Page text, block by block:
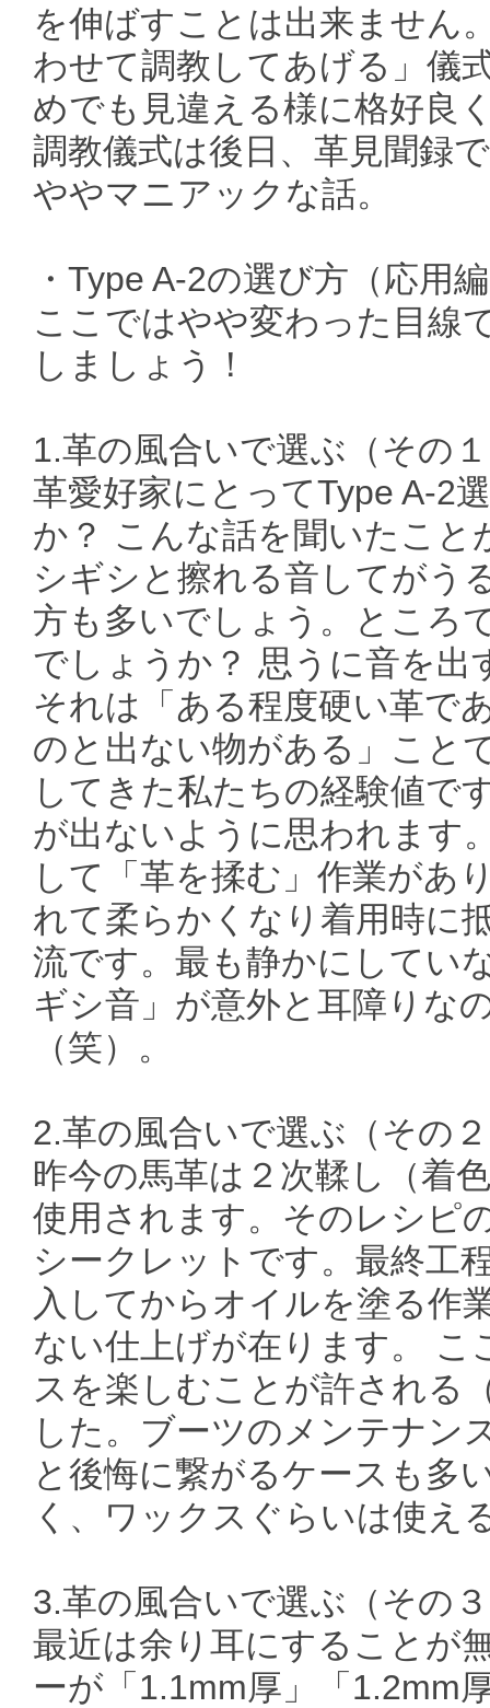
を伸ばすことは出来ません
わせて調教してあげる」儀
めでも見違える様に格好良
調教儀式は後日、革見聞録
ややマニアックな話。
・Type A-2の選び方（応用
ここではやや変わった目線
しましょう！
1.革の風合いで選ぶ（その
革愛好家にとってType A-2
か？ こんな話を聞いたこ
シギシと擦れる音してがう
方も多いでしょう。ところ
でしょうか？ 思うに音を出
それは「ある程度硬い革で
のと出ない物がある」こと
してきた私たちの経験値で
が出ないように思われます
して「革を揉む」作業があ
れて柔らかくなり着用時に
流です。最も静かにしてい
ギシ音」が意外と耳障りな
（笑）。
2.革の風合いで選ぶ（その
昨今の馬革は２次鞣し（着
使用されます。そのレシピ
シークレットです。最終工
入してからオイルを塗る作
ない仕上げが在ります。
スを楽しむことが許される
した。ブーツのメンテナン
と後悔に繋がるケースも多
く、ワックスぐらいは使え
3.革の風合いで選ぶ（その
最近は余り耳にすることが
ーが「1.1mm厚」「1.2mm